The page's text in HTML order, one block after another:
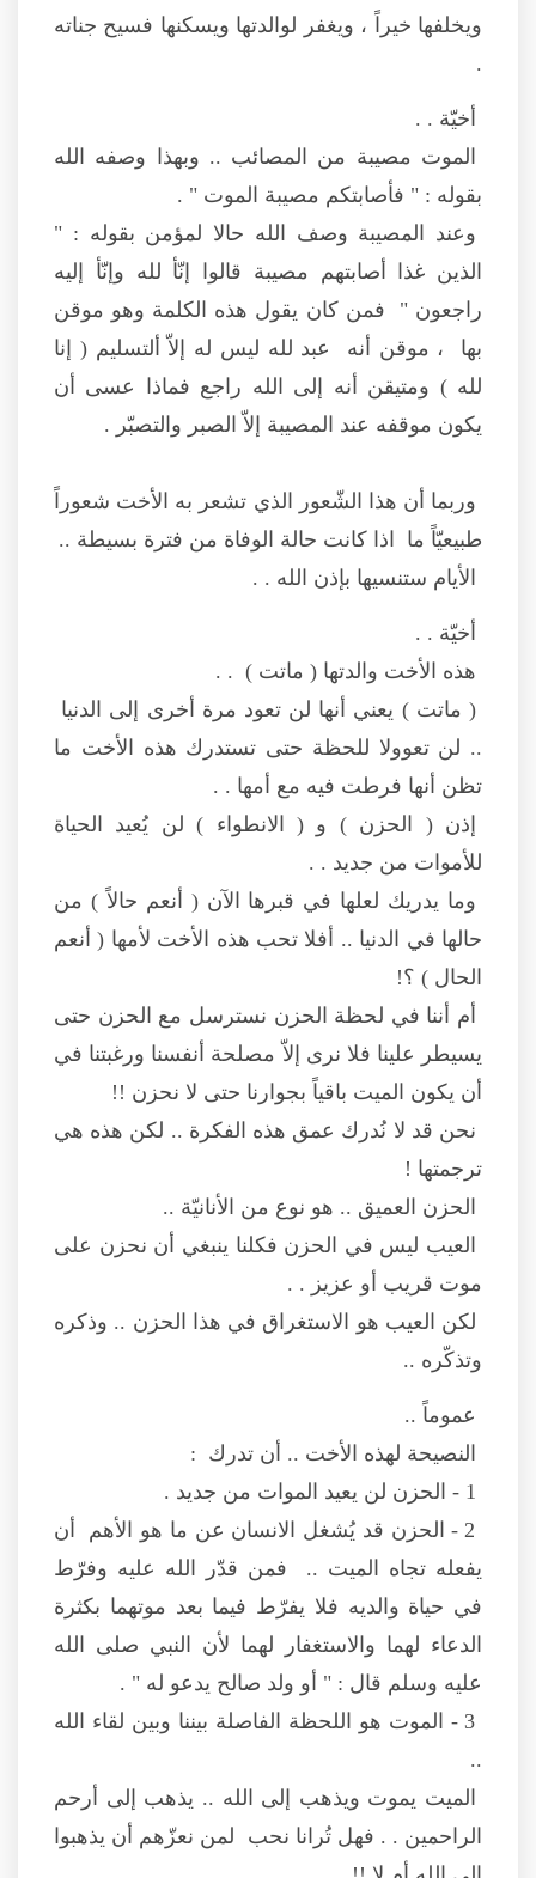
ويخلفها خيراً ، ويغفر لوالدتها ويسكنها فسيح جناته
.
أخيّة . .
الموت مصيبة من المصائب .. وبهذا وصفه الله
بقوله : " فأصابتكم مصيبة الموت " .
وعند المصيبة وصف الله حالا لمؤمن بقوله : "
الذين غذا أصابتهم مصيبة قالوا إنّأ لله وإنّأ إليه
راجعون " فمن كان يقول هذه الكلمة وهو موقن
بها ، موقن أنه عبد لله ليس له إلاّ ألتسليم ( إنا
لله ) ومتيقن أنه إلى الله راجع فماذا عسى أن
يكون موقفه عند المصيبة إلاّ الصبر والتصبّر .
وربما أن هذا الشّعور الذي تشعر به الأخت شعوراً
طبيعيّاً ما اذا كانت حالة الوفاة من فترة بسيطة ..
الأيام ستنسيها بإذن الله . .
أخيّة . .
هذه الأخت والدتها ( ماتت ) . .
( ماتت ) يعني أنها لن تعود مرة أخرى إلى الدنيا
.. لن تعوولا للحظة حتى تستدرك هذه الأخت ما
تظن أنها فرطت فيه مع أمها . .
إذن ( الحزن ) و ( الانطواء ) لن يُعيد الحياة
للأموات من جديد . .
وما يدريك لعلها في قبرها الآن ( أنعم حالاً ) من
حالها في الدنيا .. أفلا تحب هذه الأخت لأمها ( أنعم
الحال ) ؟!
أم أننا في لحظة الحزن نسترسل مع الحزن حتى
يسيطر علينا فلا نرى إلاّ مصلحة أنفسنا ورغبتنا في
أن يكون الميت باقياً بجوارنا حتى لا نحزن !!
نحن قد لا نُدرك عمق هذه الفكرة .. لكن هذه هي
ترجمتها !
الحزن العميق .. هو نوع من الأنانيّة ..
العيب ليس في الحزن فكلنا ينبغي أن نحزن على
موت قريب أو عزيز . .
لكن العيب هو الاستغراق في هذا الحزن .. وذكره
وتذكّره ..
عموماً ..
النصيحة لهذه الأخت .. أن تدرك :
2 - الحزن قد يُشغل الانسان عن ما هو الأهم أن
يفعله تجاه الميت .. فمن قدّر الله عليه وفرّط
في حياة والديه فلا يفرّط فيما بعد موتهما بكثرة
الدعاء لهما والاستغفار لهما لأن النبي صلى الله
عليه وسلم قال : " أو ولد صالح يدعو له " .
3 - الموت هو اللحظة الفاصلة بيننا وبين لقاء الله
..
الميت يموت ويذهب إلى الله .. يذهب إلى أرحم
الراحمين . . فهل تُرانا نحب لمن نعزّهم أن يذهبوا